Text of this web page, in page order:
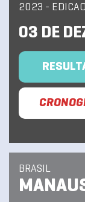
2023 -
03 DE
BRASIL